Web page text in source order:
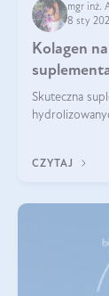
mgr inż.
8 sty
Kolagen
Skuteczna
CZYTAJ